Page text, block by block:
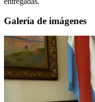
Galería de imágenes